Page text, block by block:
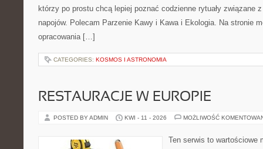
którzy po prostu chcą lepiej poznać codzienne rytuały związane
napojów. Polecam Parzenie Kawy i Kawa i Ekologia. Na stronie
opracowania […]
CATEGORIES: KOSMOS I ASTRONOMIA
RESTAURACJE W EUROPIE
POSTED BY ADMIN KWI - 11 - 2026 MOŻLIWOŚĆ
Ten serwis to wartościowe